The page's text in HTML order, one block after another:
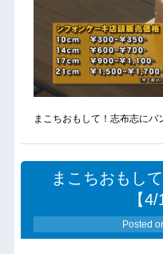
まこちおもして！志布志にバ
まこちおもし
【
Posted